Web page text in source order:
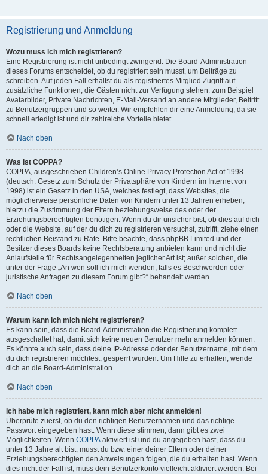
Registrierung und Anmeldung
Wozu muss ich mich registrieren?
Eine Registrierung ist nicht unbedingt zwingend. Die Board-Administration
dieses Forums entscheidet, ob du registriert sein musst, um Beiträge zu
schreiben. Auf jeden Fall erhältst du als registriertes Mitglied Zugriff auf
zusätzliche Funktionen, die Gästen nicht zur Verfügung stehen: zum Beispiel
Avatarbilder, Private Nachrichten, E-Mail-Versand an andere Mitglieder, Beitritt
zu Benutzergruppen und so weiter. Wir empfehlen dir eine Anmeldung, da sie
schnell erledigt ist und dir zahlreiche Vorteile bietet.
Nach oben
Was ist COPPA?
COPPA, ausgeschrieben Children’s Online Privacy Protection Act of 1998
(deutsch: Gesetz zum Schutz der Privatsphäre von Kindern im Internet von
1998) ist ein Gesetz in den USA, welches festlegt, dass Websites, die
möglicherweise persönliche Daten von Kindern unter 13 Jahren erheben,
hierzu die Zustimmung der Eltern beziehungsweise des oder der
Erziehungsberechtigten benötigen. Wenn du dir unsicher bist, ob dies auf dich
oder die Website, auf der du dich zu registrieren versuchst, zutrifft, ziehe einen
rechtlichen Beistand zu Rate. Bitte beachte, dass phpBB Limited und der
Besitzer dieses Boards keine Rechtsberatung anbieten kann und nicht die
Anlaufstelle für Rechtsangelegenheiten jeglicher Art ist; außer solchen, die
unter der Frage „An wen soll ich mich wenden, falls es Beschwerden oder
juristische Anfragen zu diesem Forum gibt?“ behandelt werden.
Nach oben
Warum kann ich mich nicht registrieren?
Es kann sein, dass die Board-Administration die Registrierung komplett
ausgeschaltet hat, damit sich keine neuen Benutzer mehr anmelden können.
Es könnte auch sein, dass deine IP-Adresse oder der Benutzername, mit dem
du dich registrieren möchtest, gesperrt wurden. Um Hilfe zu erhalten, wende
dich an die Board-Administration.
Nach oben
Ich habe mich registriert, kann mich aber nicht anmelden!
Überprüfe zuerst, ob du den richtigen Benutzernamen und das richtige
Passwort eingegeben hast. Wenn diese stimmen, dann gibt es zwei
Möglichkeiten. Wenn COPPA aktiviert ist und du angegeben hast, dass du
unter 13 Jahre alt bist, musst du bzw. einer deiner Eltern oder deiner
Erziehungsberechtigten den Anweisungen folgen, die du erhalten hast. Wenn
dies nicht der Fall ist, muss dein Benutzerkonto vielleicht aktiviert werden. Bei